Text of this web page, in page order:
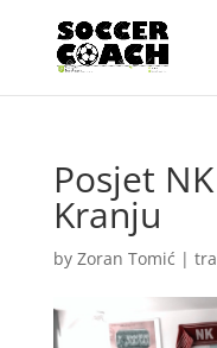
Posjet
Kranju
by Zoran Tomić |